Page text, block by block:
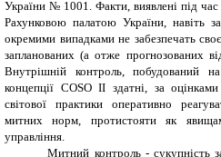
України № 1001.
Факти, виявлені під
Рахунковою палатою України, навіть
окремими випадками не забезпечать
запланованих (а отже прогнозованих
Внутрішній контроль, побудований
концепції COSO II здатні, за
світової практики оперативно
митних норм, протистояти як
управління.
Митний контроль - сукупність